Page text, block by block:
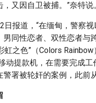
，又因自卫被捕。”奈特说
日报道，“在缅甸，警察
男同性恋者、双性恋者与
虹之色”（Colors
动提款机，在需要完成
警署被轮奸的案例，此前